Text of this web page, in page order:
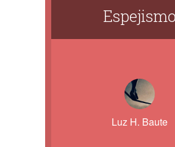
Espejismo
Luz H. Baute